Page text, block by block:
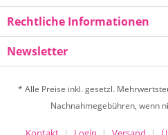
Rechtliche Informationen
Newsletter
* Alle Preise inkl. gesetzl.
Nachnahmegebühren, wenn